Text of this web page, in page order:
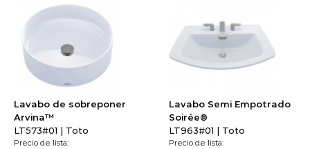
Lavabo de sobreponer
Arvina™
LT573#01 | Toto
Precio de lista:
Lavabo Semi Empotrado
Soirée®
LT963#01 | Toto
Precio de lista: